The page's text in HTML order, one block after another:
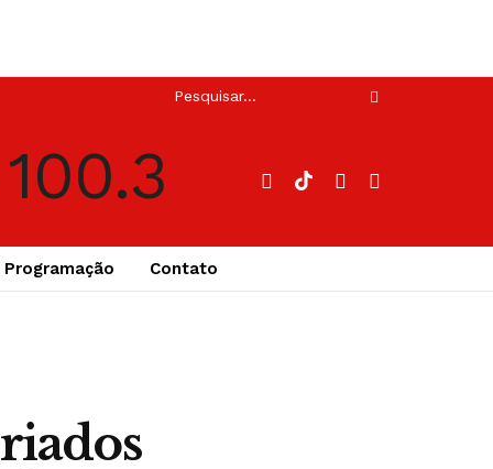
Programação Contato